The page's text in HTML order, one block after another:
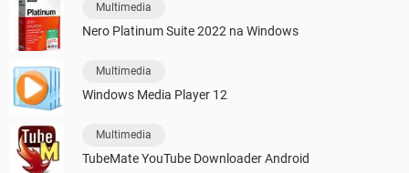
Multimedia
Nero Platinum Suite 2022 na Windows
Multimedia
Windows Media Player 12
Multimedia
TubeMate YouTube Downloader Android